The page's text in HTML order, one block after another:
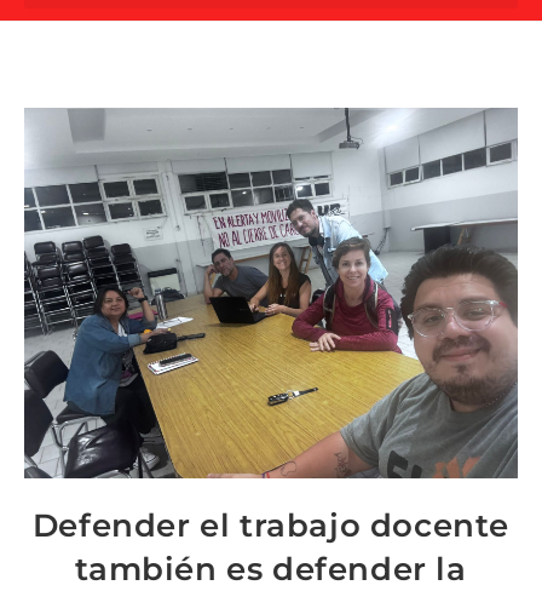
Defender el trabajo docente
también es defender la